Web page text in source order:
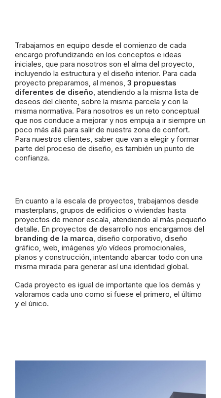
Trabajamos en equipo desde el comienzo de cada
encargo profundizando en los conceptos e ideas
iniciales, que para nosotros son el alma del proyecto,
incluyendo la estructura y el diseño interior. Para cada
proyecto preparamos, al menos, 3 propuestas
diferentes de diseño, atendiendo a la misma lista de
deseos del cliente, sobre la misma parcela y con la
misma normativa. Para nosotros es un reto conceptual
que nos conduce a mejorar y nos empuja a ir siempre un
poco más allá para salir de nuestra zona de confort.
Para nuestros clientes, saber que van a elegir y formar
parte del proceso de diseño, es también un punto de
confianza.
En cuanto a la escala de proyectos, trabajamos desde
masterplans, grupos de edificios o viviendas hasta
proyectos de menor escala, atendiendo al más pequeño
detalle. En proyectos de desarrollo nos encargamos del
branding de la marca, diseño corporativo, diseño
gráfico, web, imágenes y/o vídeos promocionales,
planos y construcción, intentando abarcar todo con una
misma mirada para generar así una identidad global.
Cada proyecto es igual de importante que los demás y
valoramos cada uno como si fuese el primero, el último
y el único.